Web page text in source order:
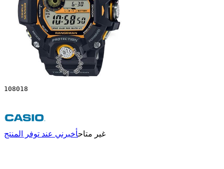
108018
غير متاحأخبرني عند توفر المنتج